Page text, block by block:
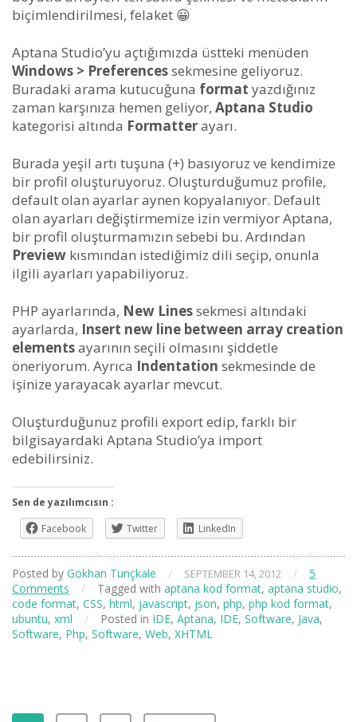
biçimlendirilmesi, felaket 😀
Aptana Studio’yu açtığımızda üstteki menüden
Windows > Preferencessekmesine geliyoruz.
Buradaki arama kutucuğuna format yazdığınız
zaman karşınıza hemen geliyor, Aptana Studio
kategorisi altında Formatterayarı.
Burada yeşil artı tuşuna (+) basıyoruz ve kendimize
bir profil oluşturuyoruz. Oluşturduğumuz profile,
default olan ayarlar aynen kopyalanıyor. Default
olan ayarları değiştirmemize izin vermiyor Aptana,
bir profil oluşturmamızın sebebi bu. Ardından
Preview kısmından istediğimiz dili seçip, onunla
ilgili ayarları yapabiliyoruz.
PHP ayarlarında, New Linessekmesi altındaki
ayarlarda, Insert new line between array creation
elementsayarının seçili olmasını şiddetle
öneriyorum. Ayrıca Indentation sekmesinde de
işinize yarayacak ayarlar mevcut.
Oluşturduğunuz profili export edip, farklı bir
bilgisayardaki Aptana Studio’ya import
edebilirsiniz.
Sen de yazılımcısın :
Facebook
Twitter LinkedIn
Posted by Gökhan Tunçkale / SEPTEMBER 14, 2012 /
5
Comments
/ Tagged with aptana kod format, aptana studio,
code format, CSS, html, javascript, json, php, php kod format,
ubuntu, xml / Posted in IDE, Aptana, IDE, Software, Java,
Software, Php, Software, Web, XHTML